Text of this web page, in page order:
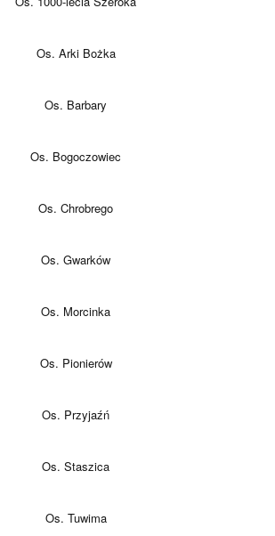
Os. Arki Bożka
Os. Barbary
Os. Bogoczowiec
Os. Chrobrego
Os. Gwarków
Os. Morcinka
Os. Pionierów
Os. Przyjaźń
Os. Staszica
Os. Tuwima